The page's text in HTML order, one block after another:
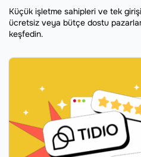
Küçük işletme sahipleri ve tek
ücretsiz veya bütçe dostu
keşfedin.